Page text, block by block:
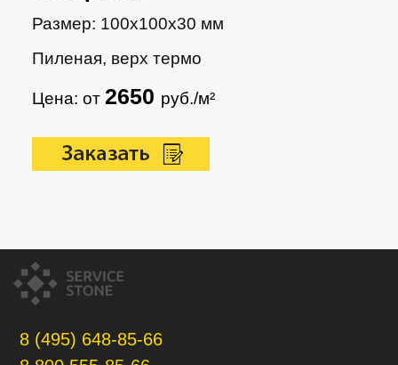
Размер: 100х100х30 мм
Пиленая, верх термо
Цена: от2650 руб./м²
8 (495) 648-85-66